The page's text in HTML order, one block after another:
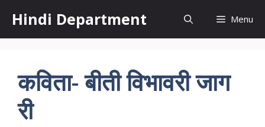
content
Hindi Department Menu
कविता- बीती विभावरी जाग
री